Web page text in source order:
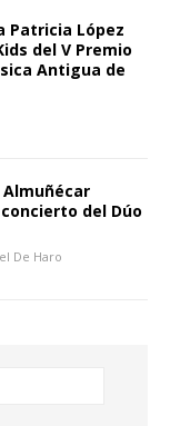
Patricia López
del V Premio
Antigua de
Almuñécar
del Dúo
De Haro